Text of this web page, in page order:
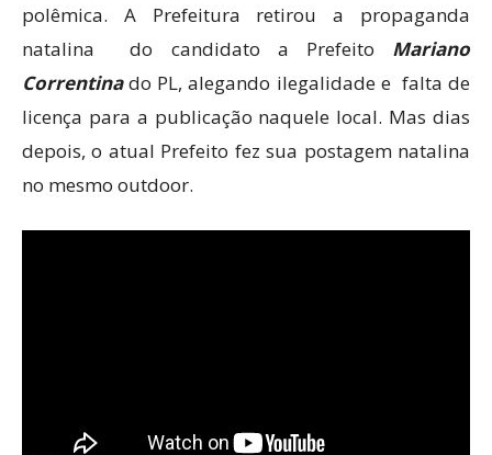
polêmica. A Prefeitura retirou a propaganda
natalina do candidato a Prefeito Mariano
Correntinado PL, alegando ilegalidade e falta de
licença para a publicação naquele local. Mas dias
depois, o atual Prefeito fez sua postagem natalina
no mesmo outdoor.